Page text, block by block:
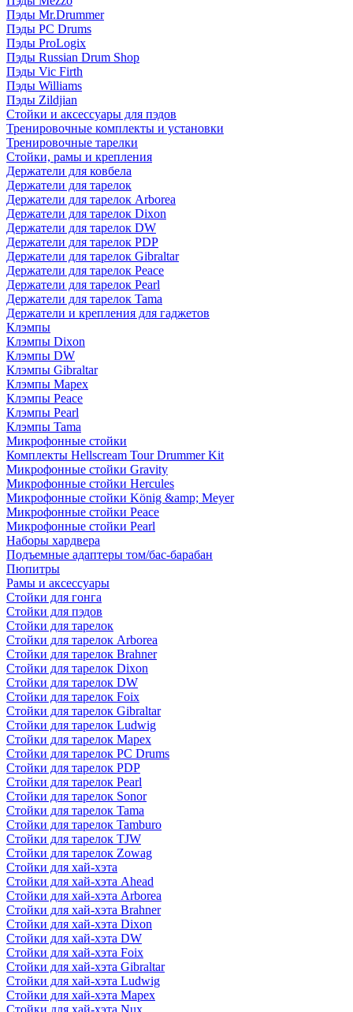
Пэды Mr.Drummer
Пэды PC Drums
Пэды ProLogix
Пэды Russian Drum Shop
Пэды Vic Firth
Пэды Williams
Пэды Zildjian
Стойки и аксессуары для пэдов
Тренировочные комплекты и установки
Тренировочные тарелки
Стойки, рамы и крепления
Держатели для ковбела
Держатели для тарелок
Держатели для тарелок Arborea
Держатели для тарелок Dixon
Держатели для тарелок DW
Держатели для тарелок PDP
Держатели для тарелок Gibraltar
Держатели для тарелок Peace
Держатели для тарелок Pearl
Держатели для тарелок Tama
Держатели и крепления для гаджетов
Клэмпы
Клэмпы Dixon
Клэмпы DW
Клэмпы Gibraltar
Клэмпы Mapex
Клэмпы Peace
Клэмпы Pearl
Клэмпы Tama
Микрофонные стойки
Комплекты Hellscream Tour Drummer Kit
Микрофонные стойки Gravity
Микрофонные стойки Hercules
Микрофонные стойки König &amp; Meyer
Микрофонные стойки Peace
Микрофонные стойки Pearl
Наборы хардвера
Подъемные адаптеры том/бас-барабан
Пюпитры
Рамы и аксессуары
Стойки для гонга
Стойки для пэдов
Стойки для тарелок
Стойки для тарелок Arborea
Стойки для тарелок Brahner
Стойки для тарелок Dixon
Стойки для тарелок DW
Стойки для тарелок Foix
Стойки для тарелок Gibraltar
Стойки для тарелок Ludwig
Стойки для тарелок Mapex
Стойки для тарелок PC Drums
Стойки для тарелок PDP
Стойки для тарелок Pearl
Стойки для тарелок Sonor
Стойки для тарелок Tama
Стойки для тарелок Tamburo
Стойки для тарелок TJW
Стойки для тарелок Zowag
Стойки для хай-хэта
Стойки для хай-хэта Ahead
Стойки для хай-хэта Arborea
Стойки для хай-хэта Brahner
Стойки для хай-хэта Dixon
Стойки для хай-хэта DW
Стойки для хай-хэта Foix
Стойки для хай-хэта Gibraltar
Стойки для хай-хэта Ludwig
Стойки для хай-хэта Mapex
Стойки для хай-хэта Nux